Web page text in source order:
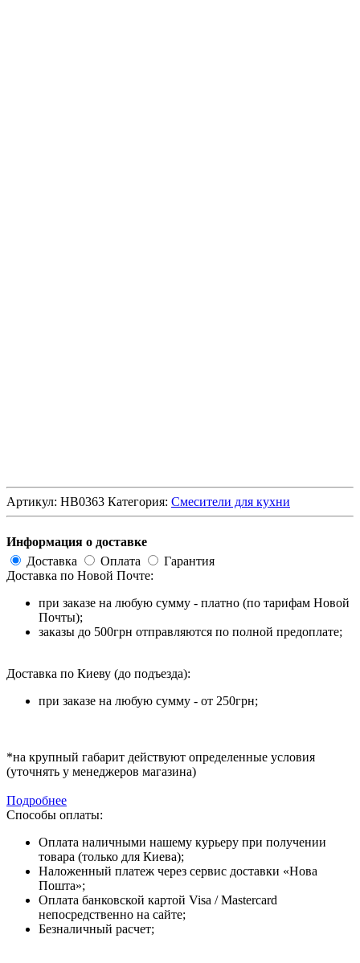
Артикул: HB0363 Категория: Смесители для кухни
Информация о доставке
Доставка
Оплата
Гарантия
Доставка по Новой Почте:
при заказе на любую сумму - платно (по тарифам Новой
Почты);
заказы до 500грн отправляются по полной предоплате;
Доставка по Киеву (до подъезда):
при заказе на любую сумму - от 250грн;
*на крупный габарит действуют определенные условия
(уточнять у менеджеров магазина)
Подробнее
Способы оплаты:
Оплата наличными нашему курьеру при получении
товара (только для Киева);
Наложенный платеж через сервис доставки «Нова
Пошта»;
Оплата банковской картой Visa / Mastercard
непосредственно на сайте;
Безналичный расчет;